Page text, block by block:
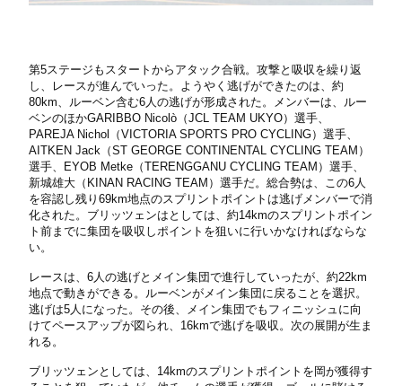
第5ステージもスタートからアタック合戦。攻撃と吸収を繰り返
し、レースが進んでいった。ようやく逃げができたのは、約
80km、ルーベン含む6人の逃げが形成された。メンバーは、ルー
ベンのほかGARIBBO Nicolò（JCL TEAM UKYO）選手、
PAREJA Nichol（VICTORIA SPORTS PRO CYCLING）選手、
AITKEN Jack（ST GEORGE CONTINENTAL CYCLING TEAM）
選手、EYOB Metke（TERENGGANU CYCLING TEAM）選手、
新城雄大（KINAN RACING TEAM）選手だ。総合勢は、この6人
を容認し残り69km地点のスプリントポイントは逃げメンバーで消
化された。ブリッツェンはとしては、約14kmのスプリントポイン
ト前までに集団を吸収しポイントを狙いに行いかなければならな
い。
レースは、6人の逃げとメイン集団で進行していったが、約22km
地点で動きができる。ルーベンがメイン集団に戻ることを選択。
逃げは5人になった。その後、メイン集団でもフィニッシュに向
けてペースアップが図られ、16kmで逃げを吸収。次の展開が生ま
れる。
ブリッツェンとしては、14kmのスプリントポイントを岡が獲得す